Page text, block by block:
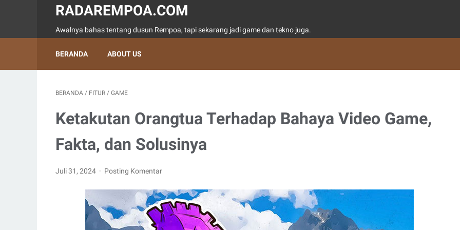
RADAREMPOA.COM
Awalnya bahas tentang dusun Rempoa, tapi sekarang jadi game dan tekno juga.
BERANDA ABOUT US
BERANDA / FITUR / GAME
Ketakutan Orangtua Terhadap Bahaya Video Game,
Fakta, dan Solusinya
Juli 31, 2024 Posting Komentar